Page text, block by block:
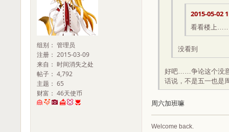
组别： 管理员
注册： 2015-03-09
来自： 时间消失之处
帖子： 4,792
主题： 65
财富： 46天使币
2015-05-02
看看楼上
没看到
好吧……争论这个没
话说，不是五一也是
周六加班嘛
Welcome back.